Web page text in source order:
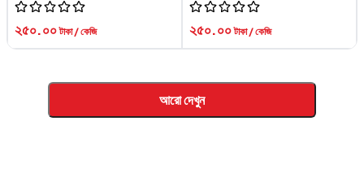
২৫০.০০টাকা / কেজি ২৫০.০০টাকা / কেজি
আরো দেখুন